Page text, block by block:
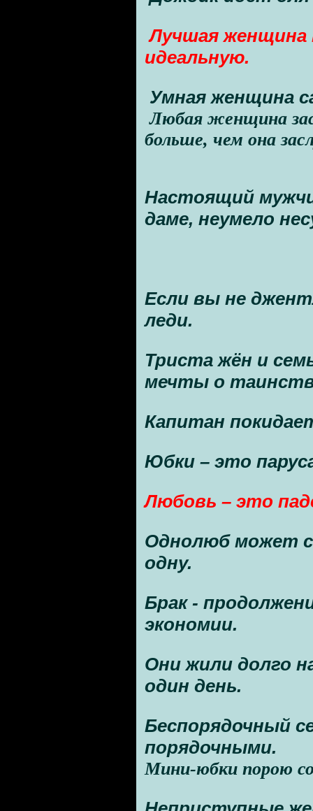
Лучшая
идеальную.
Умная женщина
Любая женщина
больше, чем она
Настоящий
даме, неумело
Если вы не
леди.
Триста жён и
мечты о
Капитан
Юбки – это
Любовь – это
Однолюб может
одну.
Брак -
экономии.
Они жили долго
один день.
Беспорядочный
порядочными.
Мини-юбки порою